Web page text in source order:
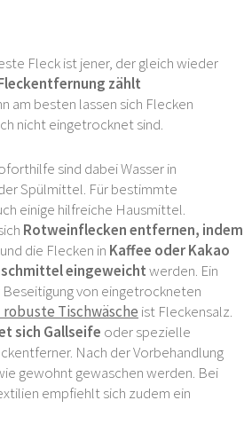
Fleck ist jener, der gleich wieder
zählt
am besten lassen sich Flecken
nicht eingetrocknet sind.
sind dabei Wasser in
Spülmittel. Für bestimmte
einige hilfreiche Hausmittel.
Rotweinflecken entfernen, indem
und die Flecken in Kaffee oder Kakao
eingeweichtwerden. Ein
von eingetrockneten
Tischwäsche ist Fleckensalz.
sich Gallseife oder spezielle
Nach der Vorbehandlung
gewohnt gewaschen werden. Bei
empfiehlt sich zudem ein